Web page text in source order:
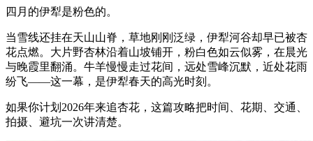
四月的伊犁是粉色的。
当雪线还挂在天山山脊，草地刚刚泛绿，伊犁河谷却早已被杏
花点燃。大片野杏林沿着山坡铺开，粉白色如云似雾，在晨光
与晚霞里翻涌。牛羊慢慢走过花间，远处雪峰沉默，近处花雨
纷飞——这一幕，是伊犁春天的高光时刻。
如果你计划2026年来追杏花，这篇攻略把时间、花期、交通、
拍摄、避坑一次讲清楚。